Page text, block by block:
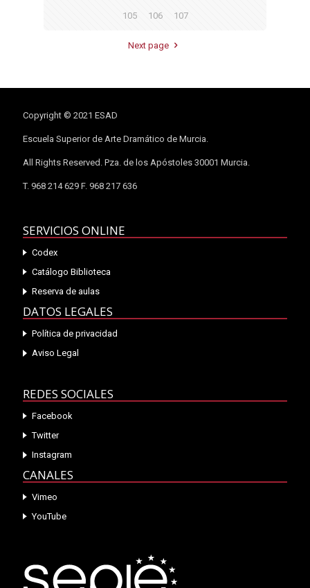
105 106 107
Next page
Copyright © 2021 ESAD
Escuela Superior de Arte Dramático de Murcia.
All Rights Reserved. Pza. de los Apóstoles 30001 Murcia.
T. 968 214 629 F. 968 217 636
SERVICIOS ONLINE
Codex
Catálogo Biblioteca
Reserva de aulas
DATOS LEGALES
Política de privacidad
Aviso Legal
REDES SOCIALES
Facebook
Twitter
Instagram
CANALES
Vimeo
YouTube